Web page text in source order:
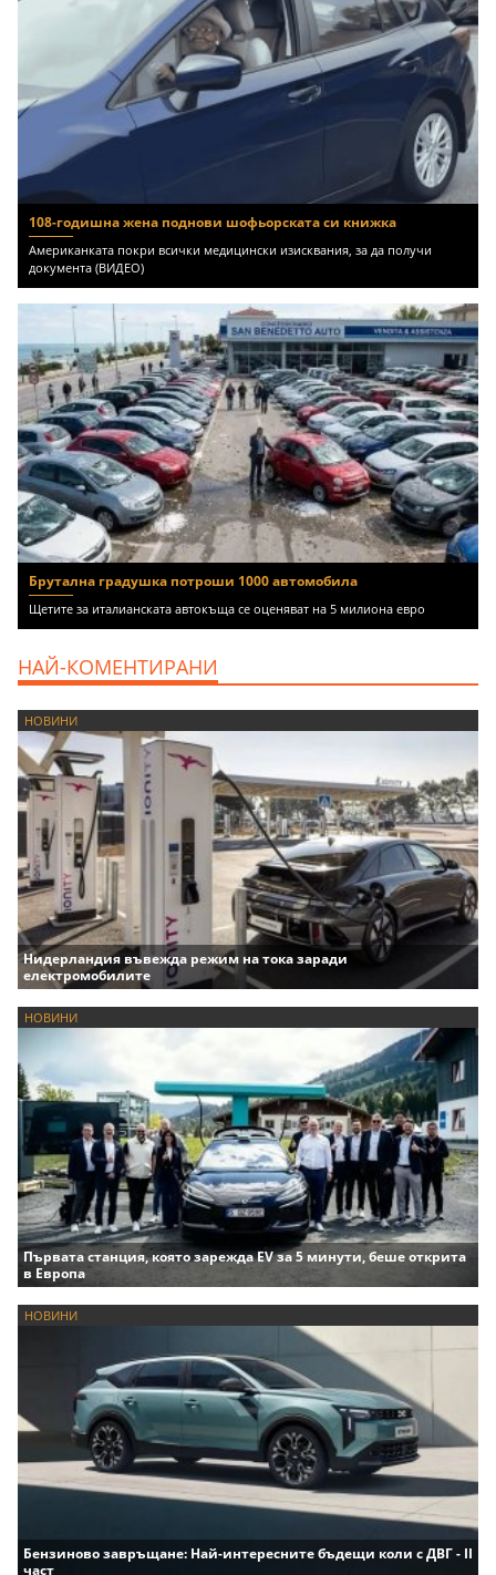
108-годишна жена поднови шофьорската си книжка
Американката покри всички медицински изисквания, за да получи
документа (ВИДЕО)
Брутална градушка потроши 1000 автомобила
Щетите за италианската автокъща се оценяват на 5 милиона евро
НАЙ-КОМЕНТИРАНИ
НОВИНИ
Нидерландия въвежда режим на тока заради
електромобилите
НОВИНИ
Първата станция, която зарежда EV за 5 минути, беше открита
в Европа
НОВИНИ
Бензиново завръщане: Най-интересните бъдещи коли с ДВГ - II
част